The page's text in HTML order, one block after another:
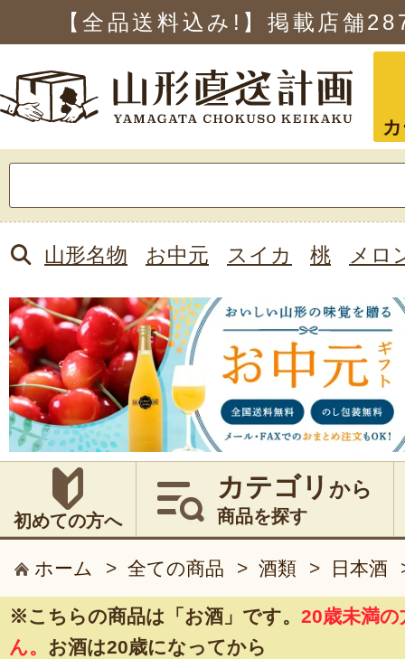
【全品送料込み!】掲載店舗
索:
山形名物 お中元 スイカ 桃 メロ
初めての方へ
カテゴリ から
商品を探す
ホーム > 全ての商品 > 酒類 > 日本酒
※こちらの商品は 「お酒」 です。 20歳未満
ん。 お酒は20歳になってから